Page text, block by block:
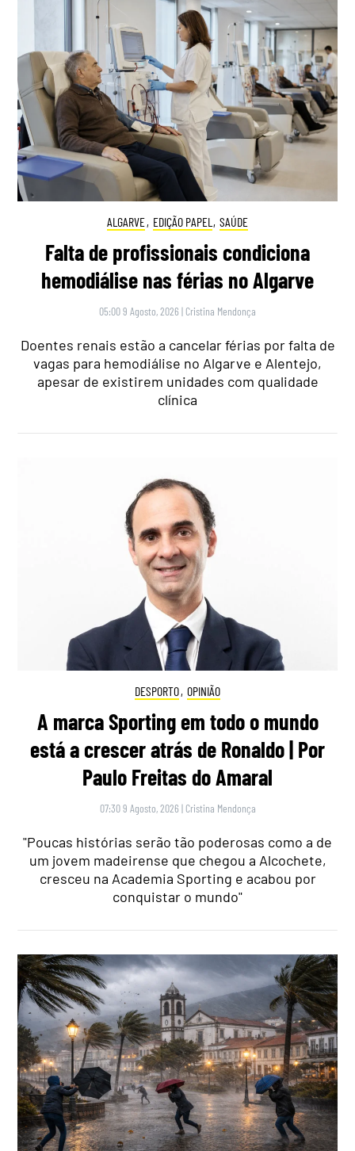
ALGARVE, EDIÇÃO PAPEL , SAÚDE
Falta de profissionais condiciona
hemodiálise nas férias no Algarve
05:00 9 Agosto, 2026 | Cristina Mendonça
Doentes renais estão a cancelar férias por falta de
vagas para hemodiálise no Algarve e Alentejo,
apesar de existirem unidades com qualidade
clínica
DESPORTO, OPINIÃO
A marca Sporting em todo o mundo
está a crescer atrás de Ronaldo | Por
Paulo Freitas do Amaral
07:30 9 Agosto, 2026 | Cristina Mendonça
"Poucas histórias serão tão poderosas como a de
um jovem madeirense que chegou a Alcochete,
cresceu na Academia Sporting e acabou por
conquistar o mundo"